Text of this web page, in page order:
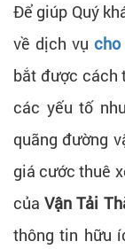
Để giúp Quý
về dịch vụcho
bắt được cách
các yếu tố
quãng đường
giá cước thuê
củaVận Tải
thông tin hữu